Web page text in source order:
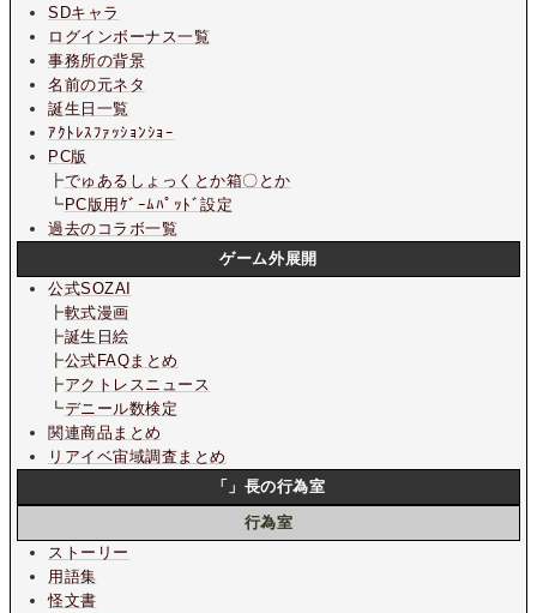
SDキャラ
ログインボーナス一覧
事務所の背景
名前の元ネタ
誕生日一覧
ｱｸﾄﾚｽﾌｧｯｼｮﾝｼｮｰ
PC版
┣でゅあるしょっくとか箱〇とか
┗ PC版用ｹﾞｰﾑﾊﾟｯﾄﾞ設定
過去のコラボ一覧
ゲーム外展開
公式SOZAI
┣軟式漫画
┣誕生日絵
┣公式FAQまとめ
┣アクトレスニュース
┗デニール数検定
関連商品まとめ
リアイベ宙域調査まとめ
「」長の行為室
行為室
ストーリー
用語集
怪文書